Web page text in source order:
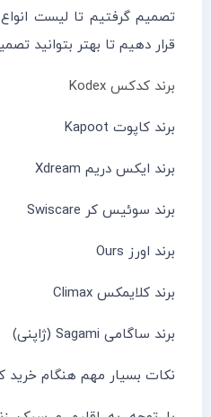
تصمیم گرفتیم تا لیست
قرار دهیم تا بهتر بتوانید
برند کدکس Kodex
برند کاپوت Kapoot
برند ایکس دریم Xdream
برند سوئیس کر Swiscare
برند اورز Ours
برند کلایمکس Climax
برند ساگامی Sagami (ژاپنی)
نکات بسیار مهم هنگام خرید